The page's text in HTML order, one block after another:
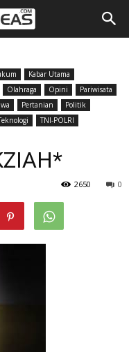
Kabar Utama
Olahraga Opini
Pariwisata
Pertanian
Politik
TNI-POLRI
0
2650